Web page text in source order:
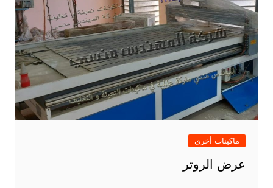
ماكينات أخري
عرض الروتر